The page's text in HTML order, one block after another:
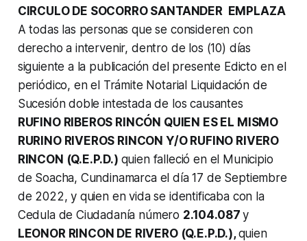
CIRCULO DE SOCORRO SANTANDER EMPLAZA
A todas las personas que se consideren con
derecho a intervenir, dentro de los (10) días
siguiente a la publicación del presente Edicto en el
periódico, en el Trámite Notarial Liquidación de
Sucesión doble intestada de los causantes
RUFINO RIBEROS RINCÓN QUIEN ES EL MISMO
RURINO RIVEROS RINCON Y/O RUFINO RIVERO
RINCON (Q.E.P.D.) quien falleció en el Municipio
de Soacha, Cundinamarca el día 17 de Septiembre
de 2022, y quien en vida se identificaba con la
Cedula de Ciudadanía número 2.104.087y
LEONOR RINCON DE RIVERO (Q.E.P.D.),quien